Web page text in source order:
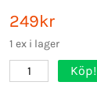
249kr
1 ex i lager
1 Köp!